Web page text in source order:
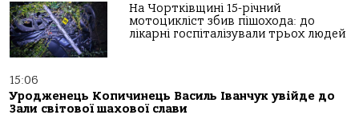
На Чортківщині 15-річний
мотоцикліст збив пішохода: до
лікарні госпіталізували трьох людей
15:06
Уродженець Копичинець Василь Іванчук увійде до
Зали світової шахової слави